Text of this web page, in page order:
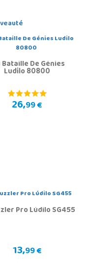
De Génies
Ludilo 80800
26,99 €
Pro Lúdilo SG455
13,99 €